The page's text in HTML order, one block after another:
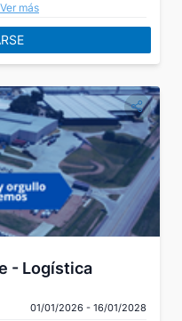
Ver más
- Logística
01/01/2026 - 16/01/2028